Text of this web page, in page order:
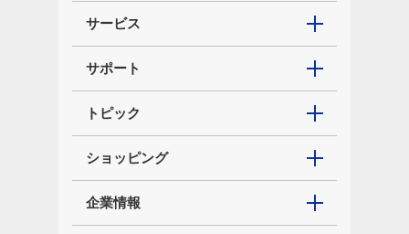
サービス
サポート
トピック
ショッピング
企業情報